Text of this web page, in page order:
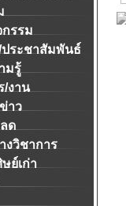
รรม
ประชาสัมพันธ์
มรู้
/งาน
าว
ด
งวิชาการ
ย์เก่า